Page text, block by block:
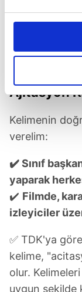
Bu çerezlere
daha iyi reklam
amacımızın
olduğunu ve
elimizden gelen
reklamların
Her halükârda,
Sizlere daha iyi
Sitemizde
verileriniz
toplumu
kılınması ve
(Takvim Foto
Ajitasyon
Kelimenin
verelim:
✔️ Sınıf
yaparak
✔️ Filmde,
izleyiciler
✅ TDK'ya
kelime,
olur.
uygun şekilde